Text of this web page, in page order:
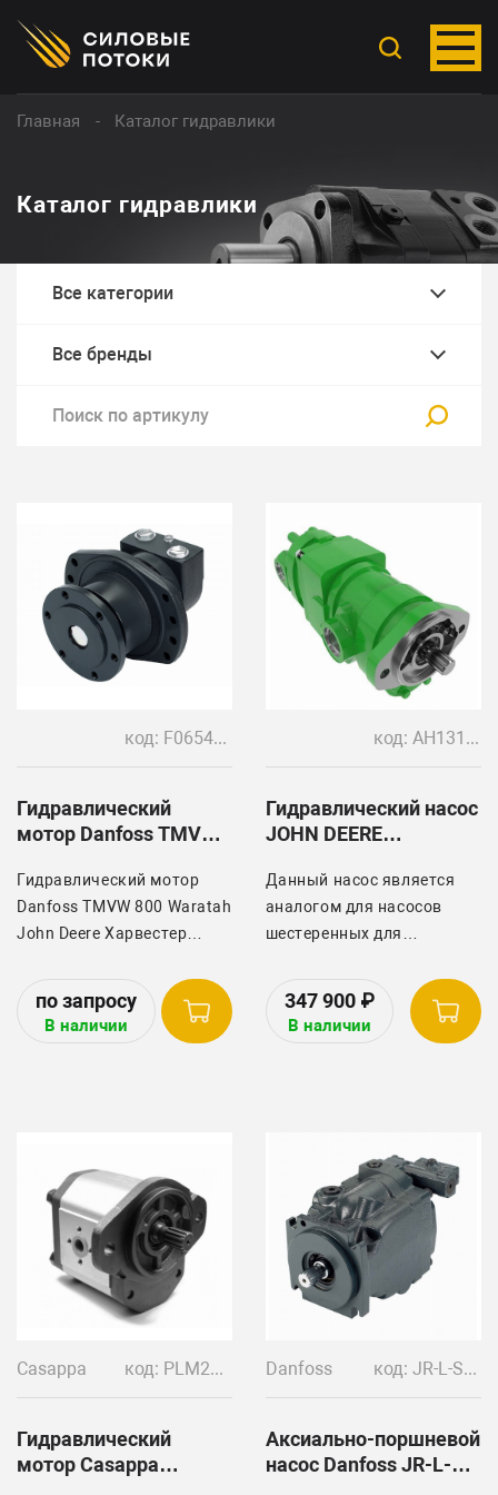
Главная Каталог гидравлики
Каталог гидравлики
код: F065473
Гидравлический
мотор Danfoss TMVW
Deere
Гидравлический мотор
Danfoss TMVW 800 Waratah
John Deere Харвестер
F065473
В наличии
код: AH131183, AH129389, AH227021, AH227024, AH131175, AH129890, AH227027, AH227028
Гидравлический насос
JOHN DEERE
Данный насос является
аналогом для насосов
шестеренных для
AH129389, AH227021,
AH227024, AH131175,
AH129890, AH227027,
гидросистем на комбайнах
John Deere: 9500, 9600,
9610, 9670 STS, 9750 STS,
9770 STS, 9860 STS, 9870
STS, 9880i STS, 9650 STS,
9570 STS, 9760 STS.
347 900 ₽
В наличии
Casappa код: PLM20.19D5-07S1-LOC/OD-N-L, 019986DD
Гидравлический
мотор Casappa
Danfoss код: JR-L-S75, JRLS75, 83025828, 11084082, 83010797,
Аксиально-поршневой
насос Danfoss JR-L-
Все категории
Все бренды